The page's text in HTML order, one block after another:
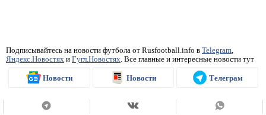
Подписывайтесь на новости футбола от Rusfootball.info в Telegram,
Яндекс.Новостях и Гугл.Новостях. Все главные и интересные новости тут
Новости Новости Телеграм